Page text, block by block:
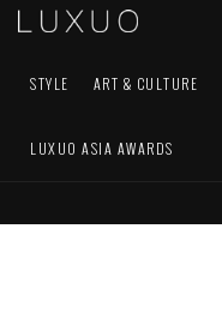
STYLE ART & CULTURE
LUXUO ASIA AWARDS